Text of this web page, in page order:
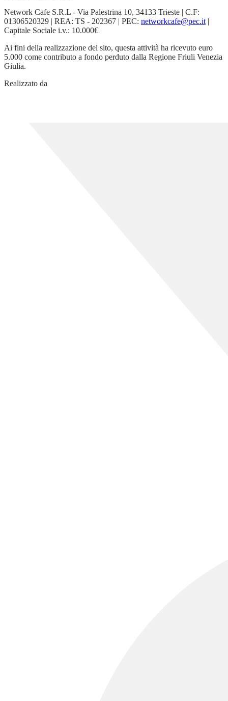
Network Cafe S.R.L - Via Palestrina 10, 34133 Trieste | C.F:
01306520329 | REA: TS - 202367 | PEC: networkcafe@pec.it |
Capitale Sociale i.v.: 10.000€
Ai fini della realizzazione del sito, questa attività ha ricevuto euro
5.000 come contributo a fondo perduto dalla Regione Friuli Venezia
Giulia.
Realizzato da